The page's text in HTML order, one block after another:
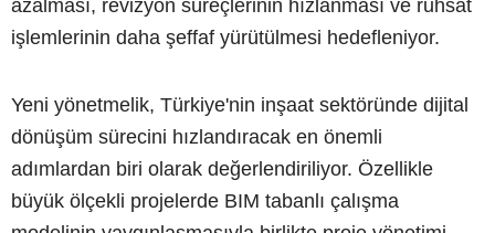
azalması, revizyon süreçlerinin hızlanması ve ruhsat
işlemlerinin daha şeffaf yürütülmesi hedefleniyor.
Yeni yönetmelik, Türkiye'nin inşaat sektöründe dijital
dönüşüm sürecini hızlandıracak en önemli
adımlardan biri olarak değerlendiriliyor. Özellikle
büyük ölçekli projelerde BIM tabanlı çalışma